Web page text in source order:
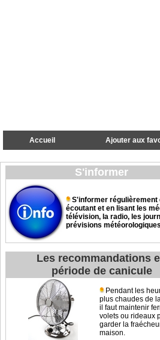
Accueil Ajouter aux
S'informer
S'informer régulièrement
écoutant et en lisant les
télévision, la radio, les
prévisions météorologiques
Les recommandations
période de canicule
Pendant les
plus chaudes de
il faut maintenir
volets ou rideaux
garder la
maison.